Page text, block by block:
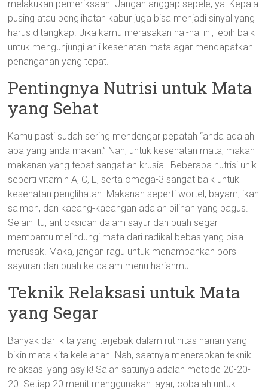
melakukan pemeriksaan. Jangan anggap sepele, ya! Kepala
pusing atau penglihatan kabur juga bisa menjadi sinyal yang
harus ditangkap. Jika kamu merasakan hal-hal ini, lebih baik
untuk mengunjungi ahli kesehatan mata agar mendapatkan
penanganan yang tepat.
Pentingnya Nutrisi untuk Mata
yang Sehat
Kamu pasti sudah sering mendengar pepatah “anda adalah
apa yang anda makan.” Nah, untuk kesehatan mata, makan
makanan yang tepat sangatlah krusial. Beberapa nutrisi unik
seperti vitamin A, C, E, serta omega-3 sangat baik untuk
kesehatan penglihatan. Makanan seperti wortel, bayam, ikan
salmon, dan kacang-kacangan adalah pilihan yang bagus.
Selain itu, antioksidan dalam sayur dan buah segar
membantu melindungi mata dari radikal bebas yang bisa
merusak. Maka, jangan ragu untuk menambahkan porsi
sayuran dan buah ke dalam menu harianmu!
Teknik Relaksasi untuk Mata
yang Segar
Banyak dari kita yang terjebak dalam rutinitas harian yang
bikin mata kita kelelahan. Nah, saatnya menerapkan teknik
relaksasi yang asyik! Salah satunya adalah metode 20-20-
20. Setiap 20 menit menggunakan layar, cobalah untuk